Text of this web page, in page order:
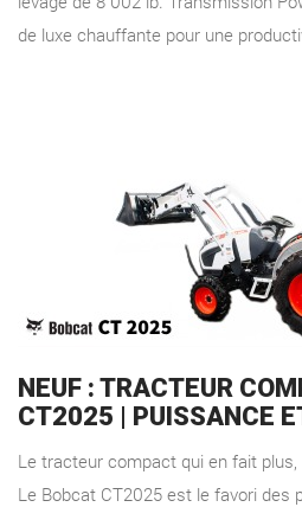
de luxe chauffante pour une
NEUF : TRACTEUR
CT2025 | PUISSANCE
Le tracteur compact qui en fait
Le Bobcat CT2025 est le favori des